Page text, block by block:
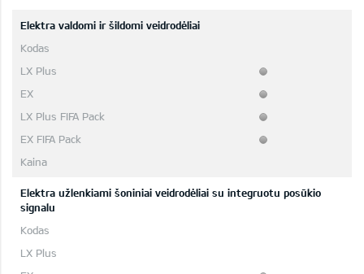
Elektra valdomi ir šildomi veidrodėliai
Elektra užlenkiami šoniniai veidrodėliai su integruotu posūkio
signalu